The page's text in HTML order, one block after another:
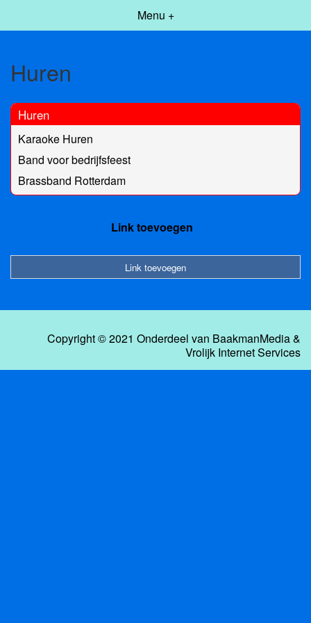
Menu +
Huren
Huren
Karaoke Huren
Band voor bedrijfsfeest
Brassband Rotterdam
Link toevoegen
Link toevoegen
Copyright © 2021 Onderdeel van BaakmanMedia&
Vrolijk Internet Services